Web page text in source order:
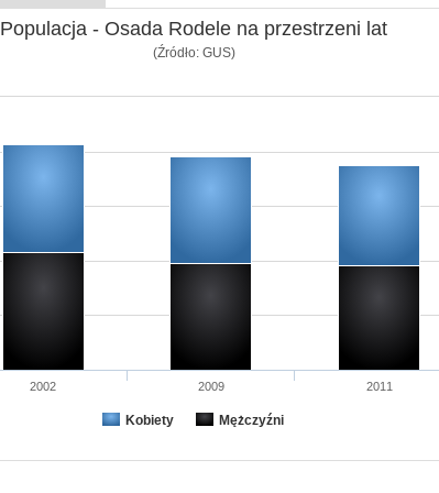
Populacja - Osada Rodele na przestrzeni lat
(Źródło: GUS)
Kobiety Mężczyźni
2002 2009 2011